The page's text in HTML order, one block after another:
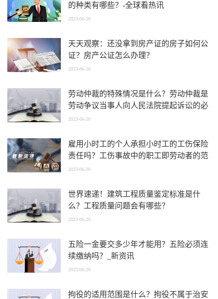
的种类有哪些？-全球看热讯
2023-06-20
天天观察：还没拿到房产证的房子如何公
证？房产公证怎么办理？
2023-06-20
劳动仲裁的特殊情况是什么？劳动仲裁是
劳动争议当事人向人民法院提起诉讼的必
经程序吗？ 当前热门
2023-06-20
雇用小时工的个人承担小时工的工伤保险
责任吗？工伤事故中的职工即劳动者的范
围是什么？
2023-06-20
世界速递！建筑工程质量鉴定标准是什
么？工程质量问题会有哪些？
2023-06-20
五险一金要交多少年才能用？五险必须连
续缴纳吗？_新资讯
2023-06-20
拘役的适用范围是什么？拘役不属于治安